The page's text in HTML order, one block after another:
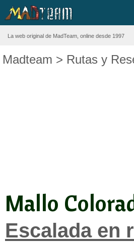
La web original de MadTeam, online desde 1997
Madteam > Rutas y
Mallo
Escalada en